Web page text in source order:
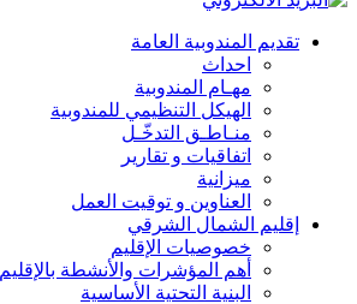
تقديم المندوبية العامة
احداث
مهـام المندوبية
الهيكل التنظيمي للمندوبية
منـاطـق التدخّـل
اتفاقيات و تقارير
ميزانية
العناوين و توقيت العمل
إقليم الشمال الشرقي
خصوصيات الإقليم
أهم المؤشرات والأنشطة بالإقليم
البنية التحتية الأساسية